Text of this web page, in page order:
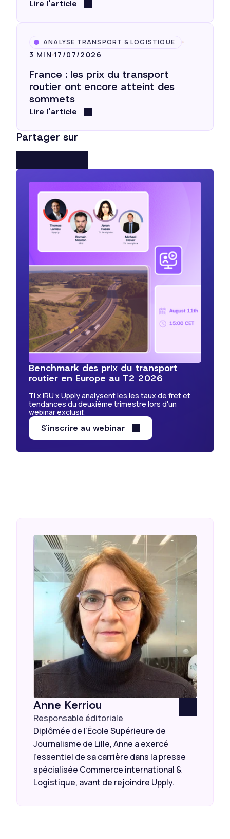
Lire l'article
ANALYSE TRANSPORT & LOGISTIQUE
3 MIN 17/07/2026
France : les prix du transport
routier ont encore atteint des
sommets
Lire l'article
Partager sur
Benchmark des prix du transport
routier en Europe au T2 2026
Ti x IRU x Upply analysent les les taux de fret et
tendances du deuxième trimestre lors d'un
webinar exclusif.
S'inscrire au webinar
Anne Kerriou
Responsable éditoriale
Diplômée de l'École Supérieure de
Journalisme de Lille, Anne a exercé
l’essentiel de sa carrière dans la presse
spécialisée Commerce international &
Logistique, avant de rejoindre Upply.